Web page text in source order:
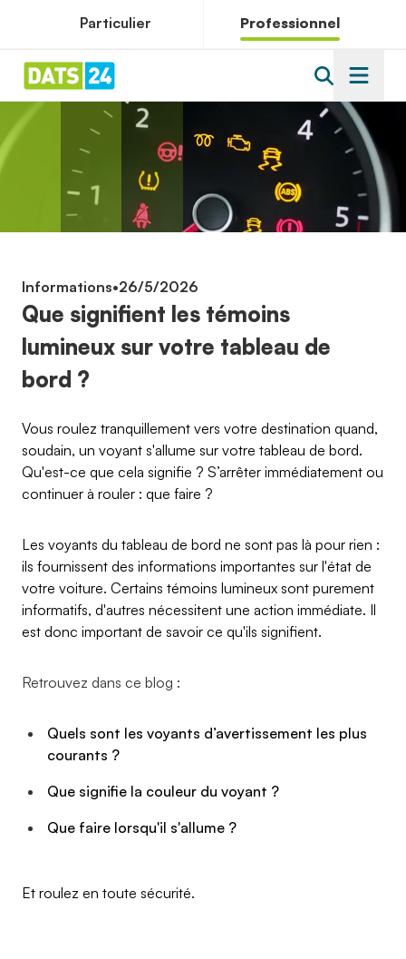
Particulier Professionnel
Informations•26/5/2026
Que signifient les témoins
lumineux sur votre tableau de
bord ?
Vous roulez tranquillement vers votre destination quand,
soudain, un voyant s'allume sur votre tableau de bord.
Qu'est-ce que cela signifie ? S’arrêter immédiatement ou
continuer à rouler : que faire ?
Les voyants du tableau de bord ne sont pas là pour rien :
ils fournissent des informations importantes sur l'état de
votre voiture. Certains témoins lumineux sont purement
informatifs, d'autres nécessitent une action immédiate. Il
est donc important de savoir ce qu'ils signifient.
Retrouvez dans ce blog :
Quels sont les voyants d’avertissement les plus
courants ?
Que signifie la couleur du voyant ?
Que faire lorsqu'il s'allume ?
Et roulez en toute sécurité.